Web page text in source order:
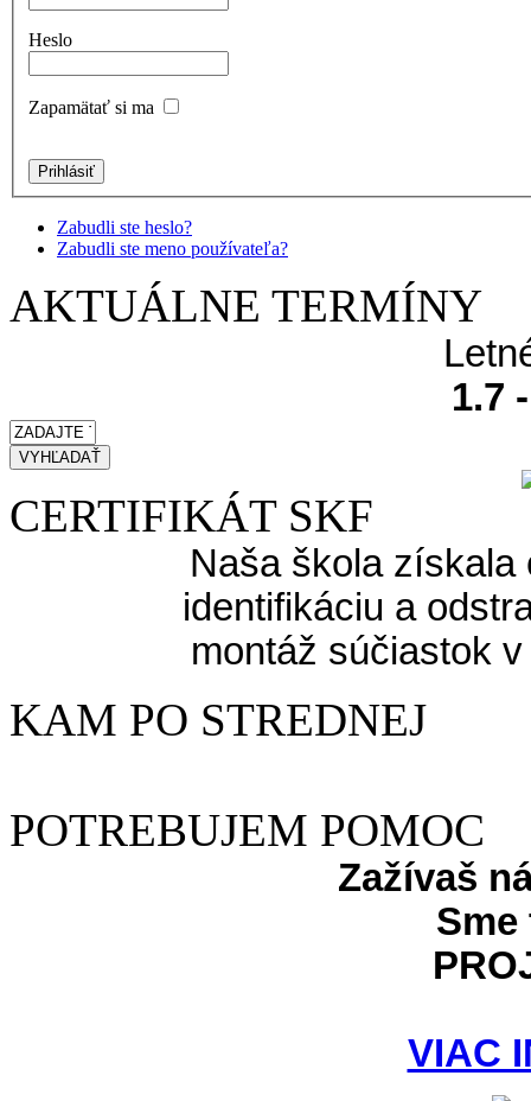
Heslo
Zapamätať si ma
Zabudli ste heslo?
Zabudli ste meno používateľa?
AKTUÁLNE TERMÍNY
1.7
CERTIFIKÁT SKF
Naša škola získala
identifikáciu a
montáž súčiastok
KAM PO STREDNEJ
POTREBUJEM POMOC
Zažívaš
Sme
VIAC